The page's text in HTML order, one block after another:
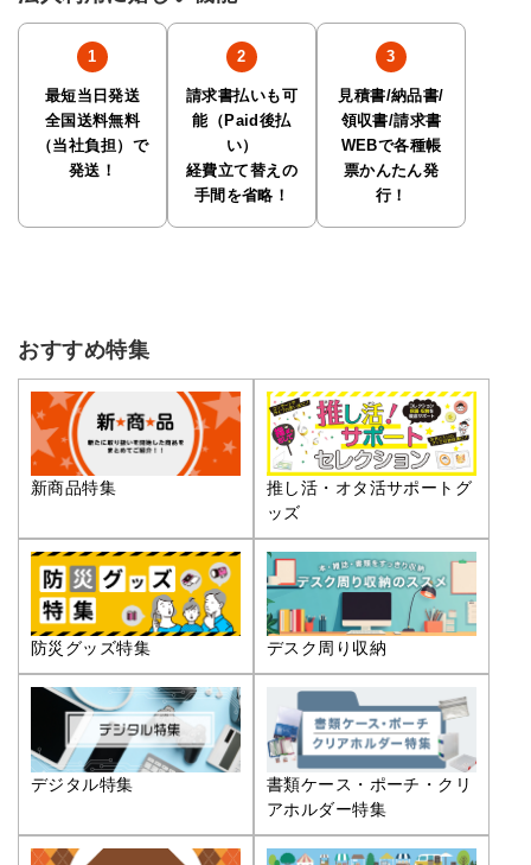
最短当日発送
全国送料無料
（当社負担）で
発送！
請求書払いも可
能（Paid後払
い）
経費立て替えの
手間を省略！
見積書/納品書/
領収書/請求書
WEBで各種帳
票かんたん発
行！
おすすめ特集
新商品特集
推し活・オタ活サポートグ
ッズ
防災グッズ特集 デスク周り収納
デジタル特集
書類ケース・ポーチ・クリ
アホルダー特集